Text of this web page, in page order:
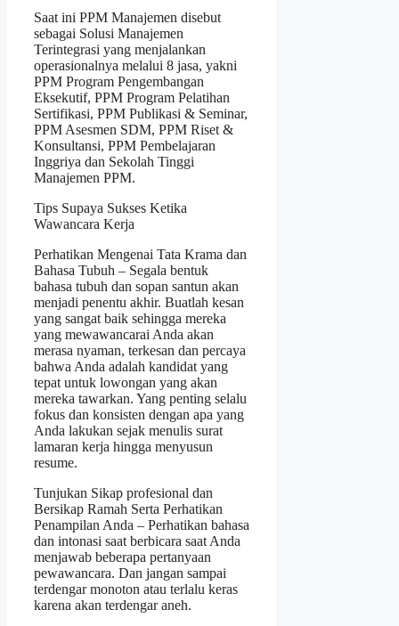
Saat ini PPM Manajemen disebut
sebagai Solusi Manajemen
Terintegrasi yang menjalankan
operasionalnya melalui 8 jasa, yakni
PPM Program Pengembangan
Eksekutif, PPM Program Pelatihan
Sertifikasi, PPM Publikasi & Seminar,
PPM Asesmen SDM, PPM Riset &
Konsultansi, PPM Pembelajaran
Inggriya dan Sekolah Tinggi
Manajemen PPM.
Tips Supaya Sukses Ketika
Wawancara Kerja
Perhatikan Mengenai Tata Krama dan
Bahasa Tubuh – Segala bentuk
bahasa tubuh dan sopan santun akan
menjadi penentu akhir. Buatlah kesan
yang sangat baik sehingga mereka
yang mewawancarai Anda akan
merasa nyaman, terkesan dan percaya
bahwa Anda adalah kandidat yang
tepat untuk lowongan yang akan
mereka tawarkan. Yang penting selalu
fokus dan konsisten dengan apa yang
Anda lakukan sejak menulis surat
lamaran kerja hingga menyusun
resume.
Tunjukan Sikap profesional dan
Bersikap Ramah Serta Perhatikan
Penampilan Anda – Perhatikan bahasa
dan intonasi saat berbicara saat Anda
menjawab beberapa pertanyaan
pewawancara. Dan jangan sampai
terdengar monoton atau terlalu keras
karena akan terdengar aneh.